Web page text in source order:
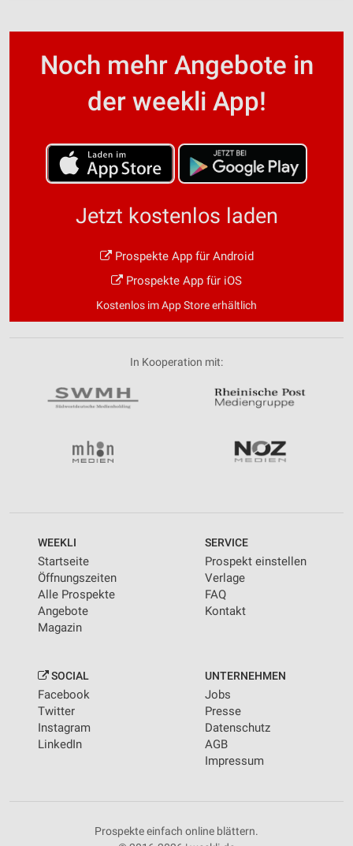
Noch mehr Angebote in
der weekli App!
Jetzt kostenlos laden
Prospekte App für Android
Prospekte App für iOS
Kostenlos im App Store erhältlich
In Kooperation mit:
WEEKLI
Startseite
Öffnungszeiten
Alle Prospekte
Angebote
Magazin
SERVICE
Prospekt einstellen
Verlage
FAQ
Kontakt
SOCIAL
Facebook
Twitter
Instagram
LinkedIn
UNTERNEHMEN
Jobs
Presse
Datenschutz
AGB
Impressum
Prospekte einfach online blättern.